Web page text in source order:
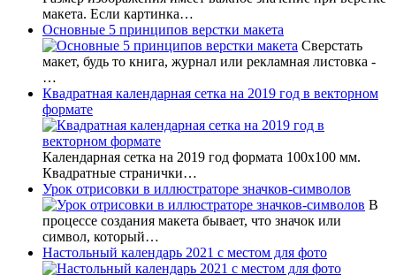
макета. Если картинка…
Основные 5 принципов верстки макета
Сверстать
макет, будь то книга, журнал или рекламная листовка -
…
Квадратная календарная сетка на 2019 год в векторном
формате
Календарная сетка на 2019 год формата 100х100 мм.
Квадратные странички…
Урок отрисовки в иллюстраторе значков-символов
В
процессе создания макета бывает, что значок или
символ, который…
Настольный календарь 2021 с местом для фото